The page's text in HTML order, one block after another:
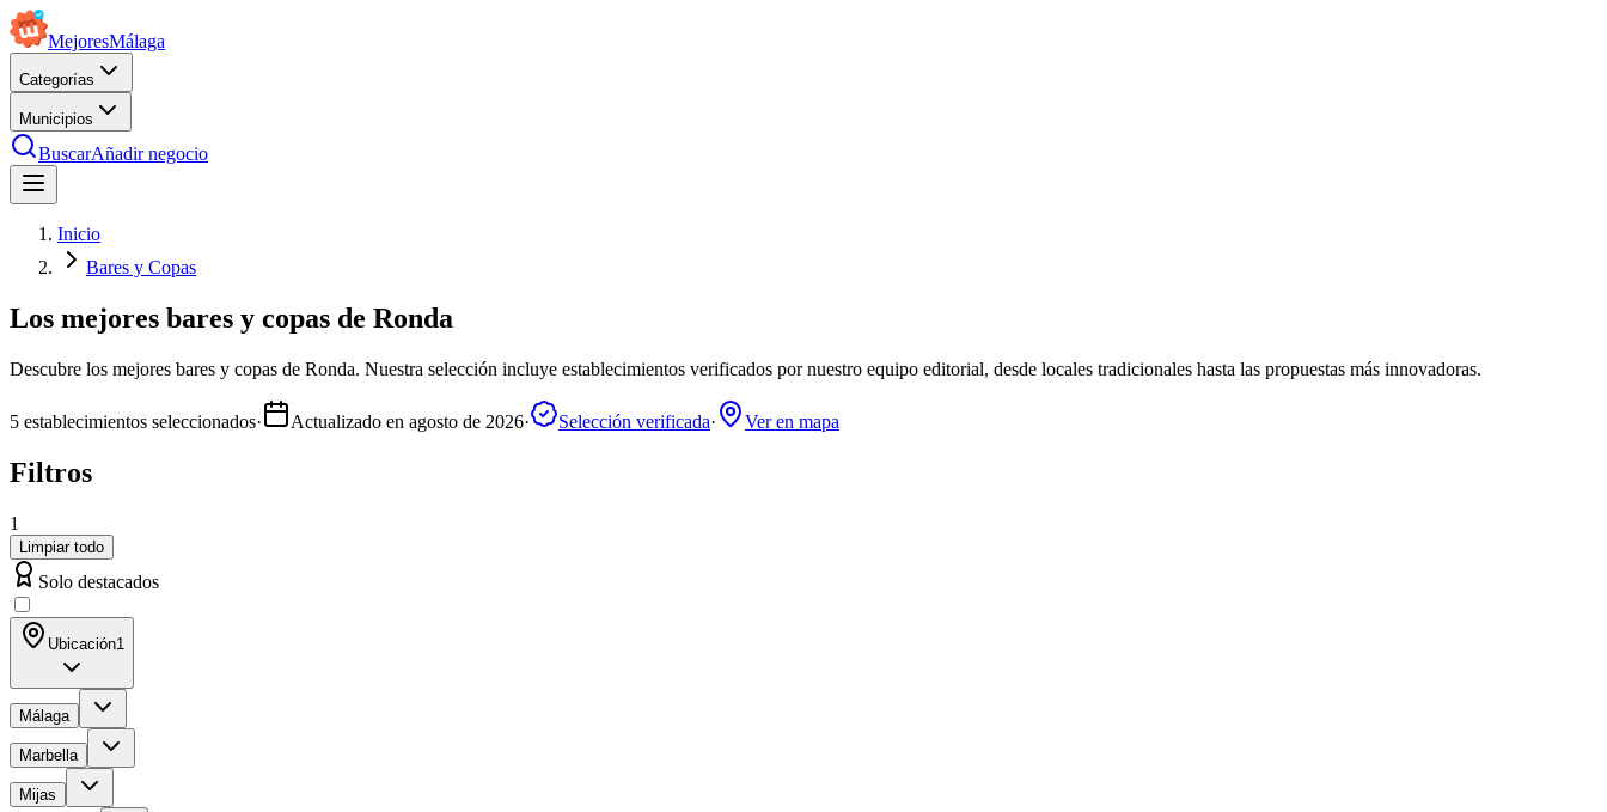
MejoresMálaga
Categorías
Municipios
BuscarAñadir negocio
Inicio
Bares y Copas
Los mejores bares y copas de Ronda
Descubre los mejores bares y copas de Ronda. Nuestra selección incluye establecimientos verificados por nuestro equipo editorial, desde locales tradicionales hasta las propuestas más innovadoras.
5 establecimientos seleccionados· Actualizado en agosto de 2026· Selección verificada· Ver en mapa
Filtros
1
Limpiar todo
Solo destacados
Ubicación1
Málaga
Marbella
Mijas